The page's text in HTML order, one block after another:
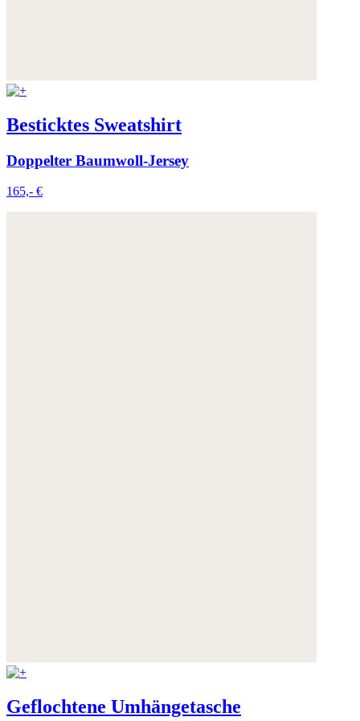
Besticktes Sweatshirt
Doppelter Baumwoll-Jersey
165,- €
Geflochtene Umhängetasche